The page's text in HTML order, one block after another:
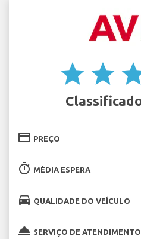
star star
credit_card PREÇO
timer MÉDIA ESPERA
directions_car QUALIDADE DO VEÍCULO
room_service SERVIÇO DE ATENDIMENTO